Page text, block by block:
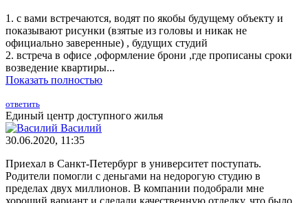
1. с вами встречаются, водят по якобы будущему объекту и
показывают рисунки (взятые из головы и никак не
официально заверенные) , будущих студий
2. встреча в офисе ,оформление брони ,где прописаны сроки
возведение квартиры...
Показать полностью
ответить
Единый центр доступного жилья
Василий
30.06.2020, 11:35
Приехал в Санкт-Петербург в университет поступать.
Родители помогли с деньгами на недорогую студию в
пределах двух миллионов. В компании подобрали мне
хороший вариант и сделали качественную отделку, что было